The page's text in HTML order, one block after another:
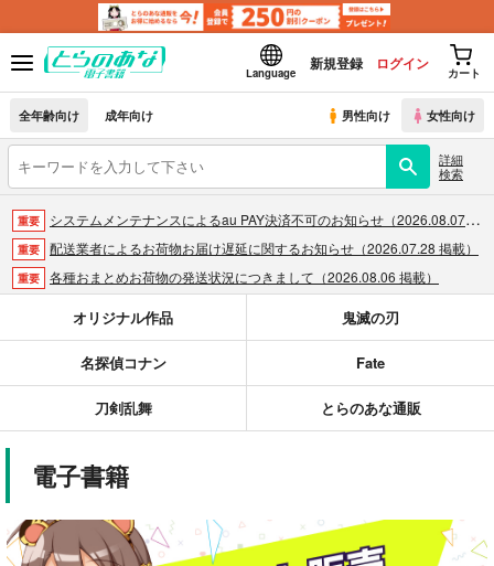
Language
新規登録 ログイン
カート
全年齢向け 成年向け 男性向け 女性向け
詳細
検索
重要 システムメンテナンスによるau PAY決済不可のお知らせ（2026.08.07 掲載）
重要 配送業者によるお荷物お届け遅延に関するお知らせ（2026.07.28 掲載）
重要 各種おまとめお荷物の発送状況につきまして（2026.08.06 掲載）
おまとめサイクル「定期便(月2)」一般会員様の利用再開のお知らせ（2026.02.05 掲載）
重要 「とらのあな×駿河屋日本橋乙女同人誌館」通販店頭受取サービス開始のお知らせ（2026.01.05 更新｜2025.12.30 掲載）
【2025/12/1より】「通販ポイント⇒とらコイン変換キャンペーン」終了のお知らせ（2025.11.21 掲載）
重要 ポイント付与・管理体制改定のお知らせ（2024.11.20 掲載）
オリジナル作品 鬼滅の刃
名探偵コナン Fate
刀剣乱舞 とらのあな通販
電子書籍